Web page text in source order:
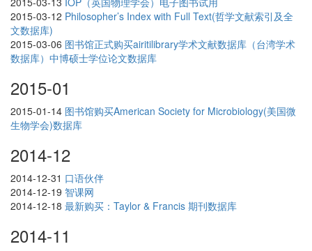
2015-03-12 Philosopher’s Index with Full Text(哲学文献索引及全
文数据库)
2015-03-06 图书馆正式购买airitilibrary学术文献数据库（台湾学术
数据库）中博硕士学位论文数据库
2015-01
2015-01-14 图书馆购买American Society for Microbiology(美国微
生物学会)数据库
2014-12
2014-12-31 口语伙伴
2014-12-19 智课网
2014-12-18 最新购买：Taylor & Francis 期刊数据库
2014-11